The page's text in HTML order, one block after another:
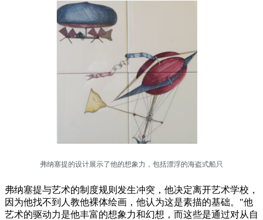
弗纳塞提的设计展示了他的想象力，包括漂浮的海盗式船只
弗纳塞提与艺术的制度规则发生冲突，他决定离开艺术学校，
因为他找不到人教他裸体绘画，他认为这是素描的基础。"他
艺术的驱动力是他丰富的想象力和幻想，而这些是通过对从自